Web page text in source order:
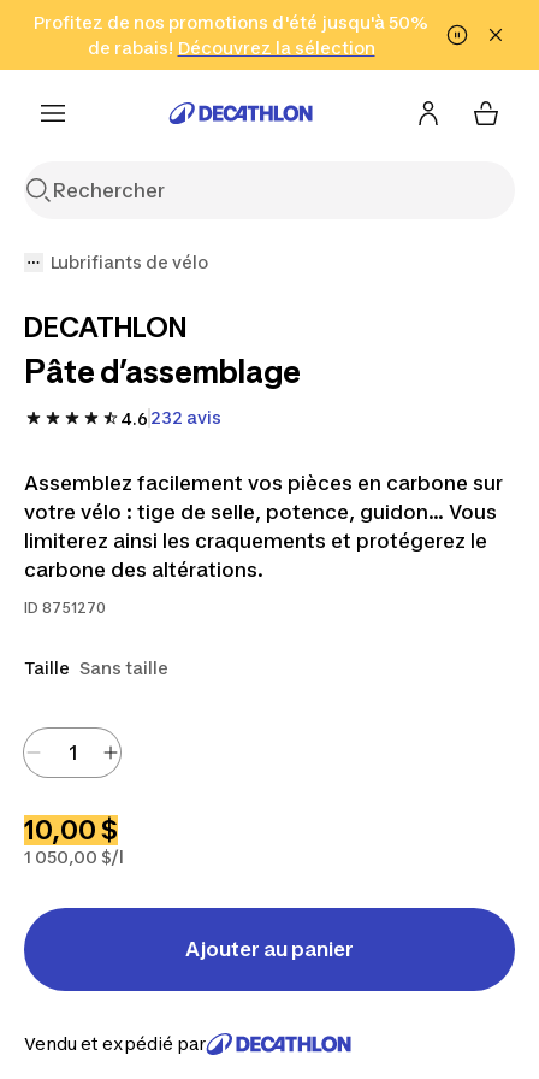
Aller à la recherche Aller au contenu Aller au pied de
Profitez de nos promotions d'été jusqu'à 50%
de rabais! Découvrez la sélection
Cliquez ici
en seulement 2 h!
(Zones sélectionnées)
Lubrifiants de vélo
DECATHLON
Pâte d’assemblage
4.6 232 avis
Assemblez facilement vos pièces en carbone sur
votre vélo : tige de selle, potence, guidon... Vous
limiterez ainsi les craquements et protégerez le
carbone des altérations.
ID 8751270
Taille Sans taille
10,00 $
1 050,00 $/l
Ajouter au panier
Vendu et expédié par